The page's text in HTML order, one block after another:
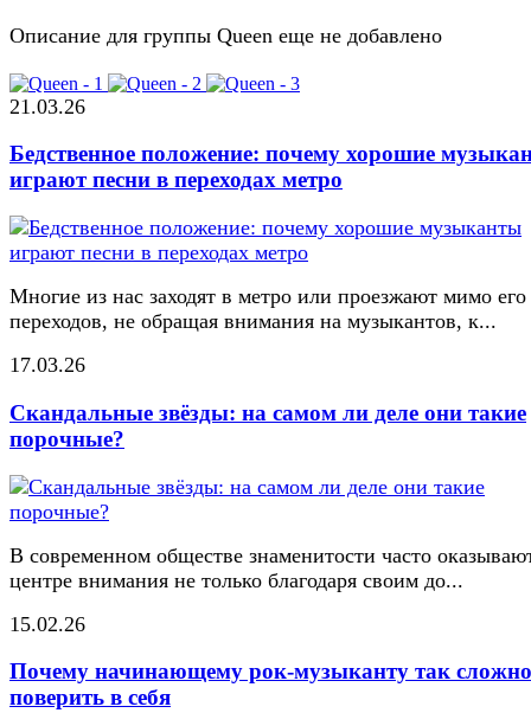
Описание для группы Queen еще не добавлено
21.03.26
Бедственное положение: почему хорошие
играют песни в переходах метро
Многие из нас заходят в метро или проезжают мимо его
переходов, не обращая внимания на музыкантов, к...
17.03.26
Скандальные звёзды: на самом ли деле они такие
порочные?
В современном обществе знаменитости часто
центре внимания не только благодаря своим до...
15.02.26
Почему начинающему рок-музыканту так сложно
поверить в себя